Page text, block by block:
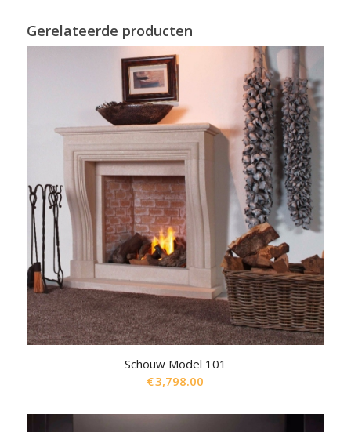
Gerelateerde producten
Schouw Model 101
€3,798.00